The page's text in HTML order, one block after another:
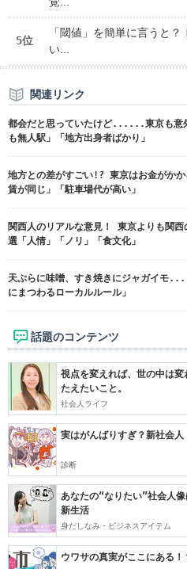
5位
「閾値」を簡単に言うと
い...
関連リンク
都会だと思っていたけど......東京も意
も無人駅」「地方出身者ばかり」
地方との差がすごい!? 東京はお金がか
賃が同じ」「駐車場代が高い」
関西人のリアルな意見！ 東京よりも関
選「人情」「ノリ」「食文化」
天ぷらに味噌、すき焼きにジャガイ
にまつわるローカルルール」
話題のコンテンツ
視点を変えれば、世の中は
たえたいこと。
社会人ライフ
実はがんばりすぎ？新社会
診断
あなたの“なりたい”社会人
新生活
身だしなみ・ビジネスアイテム
ウワサの真実がここにある